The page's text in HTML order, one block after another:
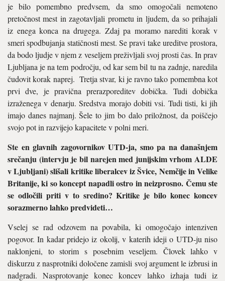
je bilo pomembno predvsem, da smo omogočali nemoteno
pretočnost mest in zagotavljali prometu in ljudem, da so prihajali
iz enega konca na drugega. Zdaj pa moramo narediti korak v
smeri spodbujanja statičnosti mest. Se pravi take ureditve prostora,
da bodo ljudje v njem z veseljem preživljali svoj prosti čas. In prav
Ljubljana je na tem področju, od kar sem bil tu na zadnje, naredila
čudovit korak naprej. Tretja stvar, ki je ravno tako pomembna kot
prvi dve, je pravična prerazporeditev dobička. Tudi dobička
izraženega v denarju. Sredstva morajo dobiti vsi. Tudi tisti, ki jih
imajo danes najmanj. Šele to jim bo dalo priložnost, da poiščejo
svojo pot in razvijejo kapacitete v polni meri.
Ste en glavnih zagovornikov UTD-ja, smo pa na današnjem
srečanju (intervju je bil narejen med junijskim vrhom ALDE
v Ljubljani) slišali kritike liberalcev iz Švice, Nemčije in Velike
Britanije, ki so koncept napadli ostro in neizprosno. Čemu ste
se odločili priti v to sredino? Kritike je bilo konec koncev
sorazmerno lahko predvideti…
Vselej se rad odzovem na povabila, ki omogočajo intenziven
pogovor. In kadar pridejo iz okolij, v katerih ideji o UTD-ju niso
naklonjeni, to storim s posebnim veseljem. Človek lahko v
diskurzu z nasprotniki določene zamisli svoj argument le izbrusi in
nadgradi. Nasprotovanje konec koncev lahko izhaja tudi iz